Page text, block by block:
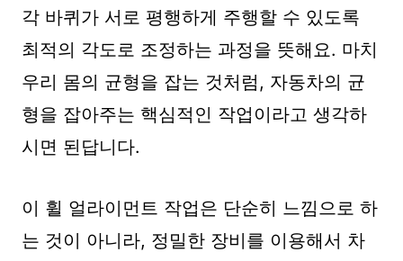
각 바퀴가 서로 평행하게 주행할 수 있도록
최적의 각도로 조정하는 과정을 뜻해요. 마치
우리 몸의 균형을 잡는 것처럼, 자동차의 균
형을 잡아주는 핵심적인 작업이라고 생각하
시면 된답니다.
이 휠 얼라이먼트 작업은 단순히 느낌으로 하
는 것이 아니라, 정밀한 장비를 이용해서 차